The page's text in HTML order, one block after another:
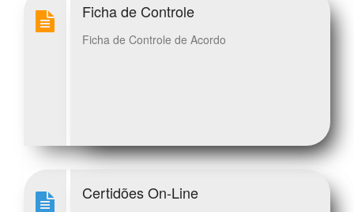
Ficha de Controle
Ficha de Controle de Acordo
Certidões On-Line